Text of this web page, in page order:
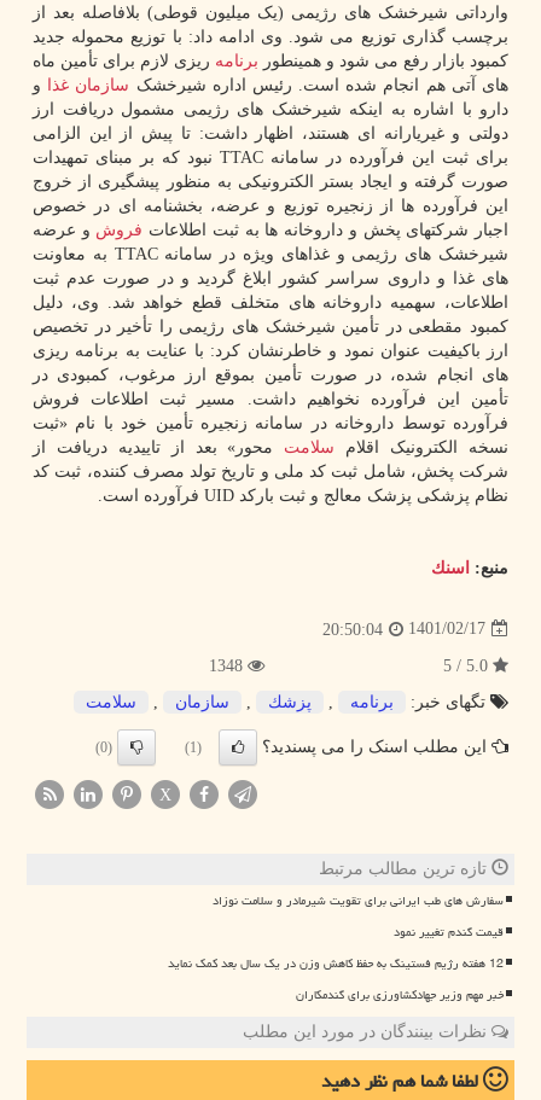
وارداتی شیرخشک های رژیمی (یک میلیون قوطی) بلافاصله بعد از
برچسب گذاری توزیع می شود. وی ادامه داد: با توزیع محموله جدید
کمبود بازار رفع می شود و همینطور برنامه ریزی لازم برای تأمین ماه
های آتی هم انجام شده است. رئیس اداره شیرخشک سازمان غذا
و
دارو با اشاره به اینکه شیرخشک های رژیمی مشمول دریافت ارز
دولتی و غیریارانه ای هستند، اظهار داشت: تا پیش از این الزامی
برای ثبت این فرآورده در سامانه TTAC نبود که بر مبنای تمهیدات
صورت گرفته و ایجاد بستر الکترونیکی به منظور پیشگیری از خروج
این فرآورده ها از زنجیره توزیع و عرضه، بخشنامه ای در خصوص
اجبار شرکتهای پخش و داروخانه ها به ثبت اطلاعات فروش و عرضه
شیرخشک های رژیمی و غذاهای ویژه در سامانه TTAC به معاونت
های غذا و داروی سراسر کشور ابلاغ گردید و در صورت عدم ثبت
اطلاعات، سهمیه داروخانه های متخلف قطع خواهد شد. وی، دلیل
کمبود مقطعی در تأمین شیرخشک های رژیمی را تأخیر در تخصیص
ارز باکیفیت عنوان نمود و خاطرنشان کرد: با عنایت به برنامه ریزی
های انجام شده، در صورت تأمین بموقع ارز مرغوب، کمبودی در
تأمین این فرآورده نخواهیم داشت. مسیر ثبت اطلاعات فروش
فرآورده توسط داروخانه در سامانه زنجیره تأمین خود با نام «ثبت
نسخه الکترونیک اقلام سلامت محور» بعد از تاییدیه دریافت از
شرکت پخش، شامل ثبت کد ملی و تاریخ تولد مصرف کننده، ثبت کد
نظام پزشکی پزشک معالج و ثبت بارکد UID فرآورده است.
منبع: اسنك
1401/02/17
20:50:04
تگهای خبر:
برنامه پزشك سازمان سلامت
این مطلب اسنک را می پسندید؟ (1)
(0)
X
تازه ترین مطالب مرتبط
سفارش های طب ایرانی برای تقویت شیرمادر و سلامت نوزاد
قیمت گندم تغییر نمود
12 هفته رژیم فستینگ به حفظ کاهش وزن در یک سال بعد کمک نماید
خبر مهم وزیر جهادکشاورزی برای گندمکاران
نظرات بینندگان در مورد این مطلب
لطفا شما همنظر دهید